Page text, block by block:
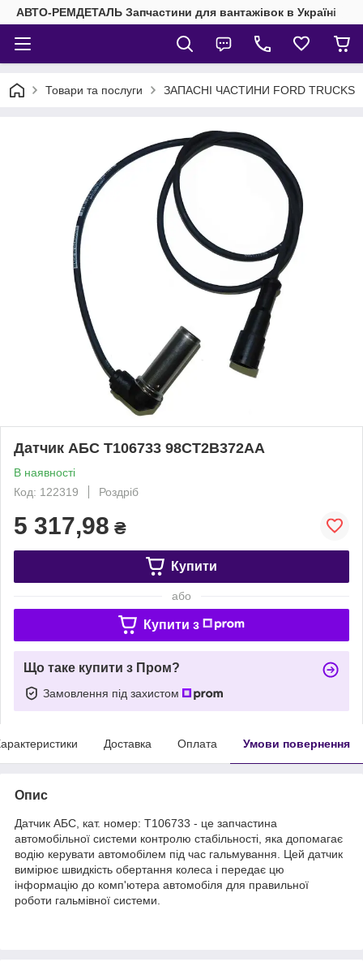
АВТО-РЕМДЕТАЛЬ Запчастини для вантажівок в Україні
Товари та послуги ЗАПАСНІ ЧАСТИНИ FORD TRUCKS
Датчик АБС T106733 98CT2B372AA
В наявності
Код: 122319
Роздріб
5 317,98 ₴
Купити
або
Купити з
Що таке купити з Пром?
Замовлення під захистом
Доставка Оплата Умови повернення
Опис
Датчик АБС, кат. номер: T106733 - це запчастина
автомобільної системи контролю стабільності, яка допомагає
водію керувати автомобілем під час гальмування. Цей датчик
вимірює швидкість обертання колеса і передає цю
інформацію до комп'ютера автомобіля для правильної
роботи гальмівної системи.